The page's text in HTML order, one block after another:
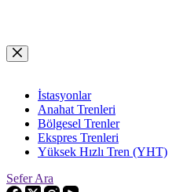
Skip
to
İstasyonlar
Anahat Trenleri
Bölgesel Trenler
Ekspres Trenleri
Yüksek Hızlı Tren (YHT)
Sefer Ara